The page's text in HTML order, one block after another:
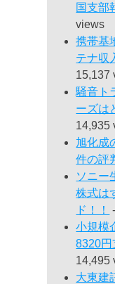
国支部
views
携帯基
テナ収
15,137
騒音ト
ーズは
14,935
旭化成
件の評
ソニー
株式は
ド！！
小規模
8320円
14,495
大東建